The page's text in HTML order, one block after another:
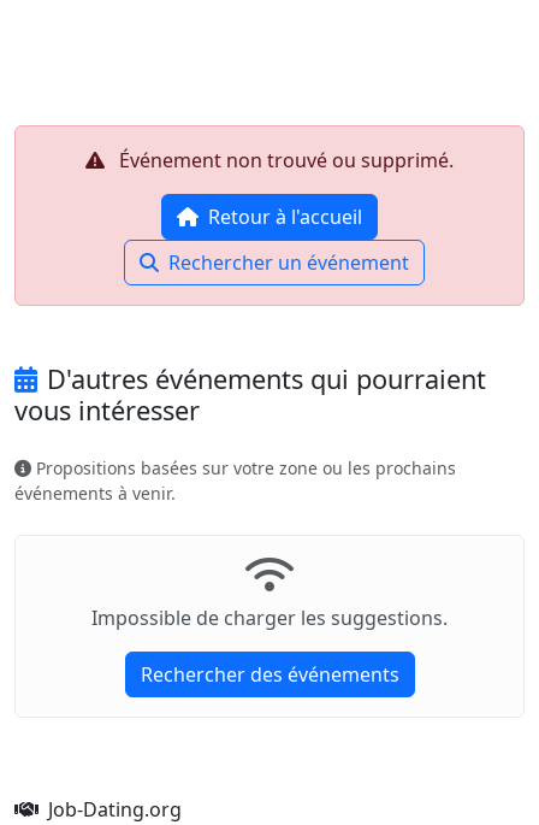
Événement non trouvé ou supprimé.
Retour à l'accueil
Rechercher un événement
D'autres événements qui pourraient
vous intéresser
Propositions basées sur votre zone ou les prochains
événements à venir.
Impossible de charger les suggestions.
Rechercher des événements
Job-Dating.org